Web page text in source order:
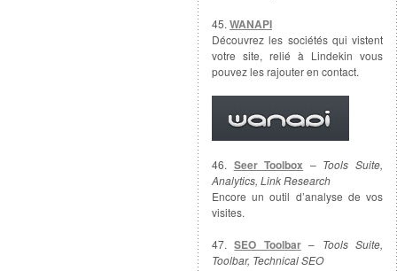
45. WANAPI
Découvrez les sociétés qui vistent
votre site, relié à Lindekin vous
pouvez les rajouter en contact.
46. Seer Toolbox – Tools Suite,
Analytics, Link Research
Encore un outil d’analyse de vos
visites.
47.SEO Toolbar– Tools Suite,
Toolbar, Technical SEO